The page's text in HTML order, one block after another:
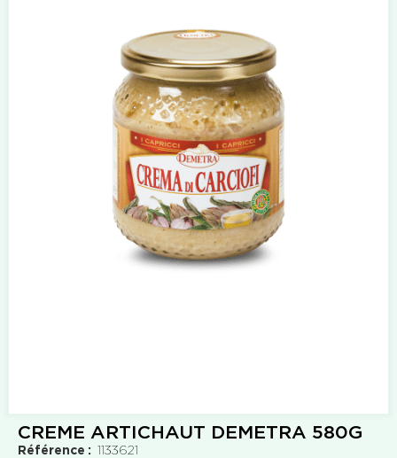
CREME ARTICHAUT DEMETRA 580G
Référence
1133621